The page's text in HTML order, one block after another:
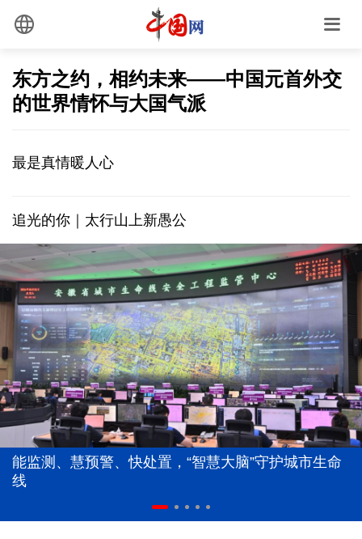
东方之约，相约未来——中国元首外交
的世界情怀与大国气派
最是真情暖人心
追光的你｜太行山上新愚公
能监测、慧预警、快处置，“智慧大脑”守护城市生命
线